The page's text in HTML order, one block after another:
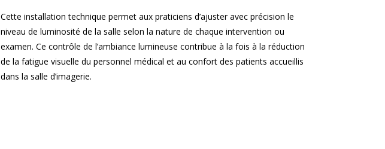
Cette installation technique permet aux praticiens d’ajuster avec précision le
niveau de luminosité de la salle selon la nature de chaque intervention ou
examen. Ce contrôle de l’ambiance lumineuse contribue à la fois à la réduction
de la fatigue visuelle du personnel médical et au confort des patients accueillis
dans la salle d’imagerie.